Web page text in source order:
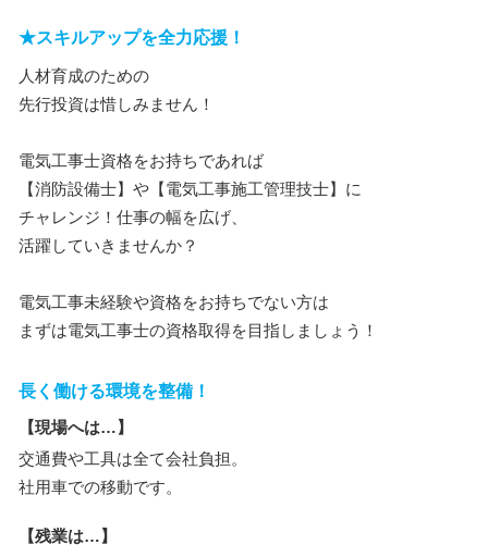
★スキルアップを全力応援！
人材育成のための
先行投資は惜しみません！
電気工事士資格をお持ちであれば
【消防設備士】や【電気工事施工管理技士】に
チャレンジ！仕事の幅を広げ、
活躍していきませんか？
電気工事未経験や資格をお持ちでない方は
まずは電気工事士の資格取得を目指しましょう！
長く働ける環境を整備！
【現場へは…】
交通費や工具は全て会社負担。
社用車での移動です。
【残業は…】